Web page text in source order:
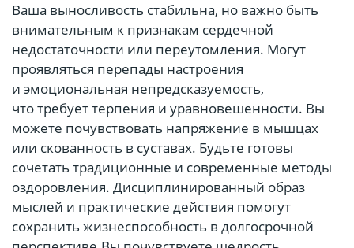
Ваша выносливость стабильна, но важно быть
внимательным к признакам сердечной
недостаточности или переутомления. Могут
проявляться перепады настроения
и эмоциональная непредсказуемость,
что требует терпения и уравновешенности. Вы
можете почувствовать напряжение в мышцах
или скованность в суставах. Будьте готовы
сочетать традиционные и современные методы
оздоровления. Дисциплинированный образ
мыслей и практические действия помогут
сохранить жизнеспособность в долгосрочной